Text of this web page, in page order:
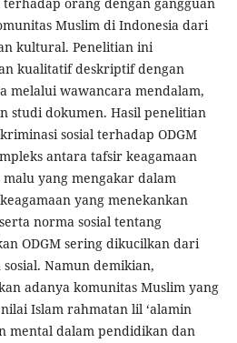
Muslim di Indonesia dari
kultural. Penelitian ini
kualitatif deskriptif dengan
melalui wawancara mendalam,
studi dokumen. Hasil penelitian
sosial terhadap ODGM
antara tafsir keagamaan
yang mengakar dalam
yang menekankan
norma sosial tentang
ODGM sering dikucilkan dari
Namun demikian,
adanya komunitas Muslim yang
Islam rahmatan lil ‘alamin
mental dalam pendidikan dan